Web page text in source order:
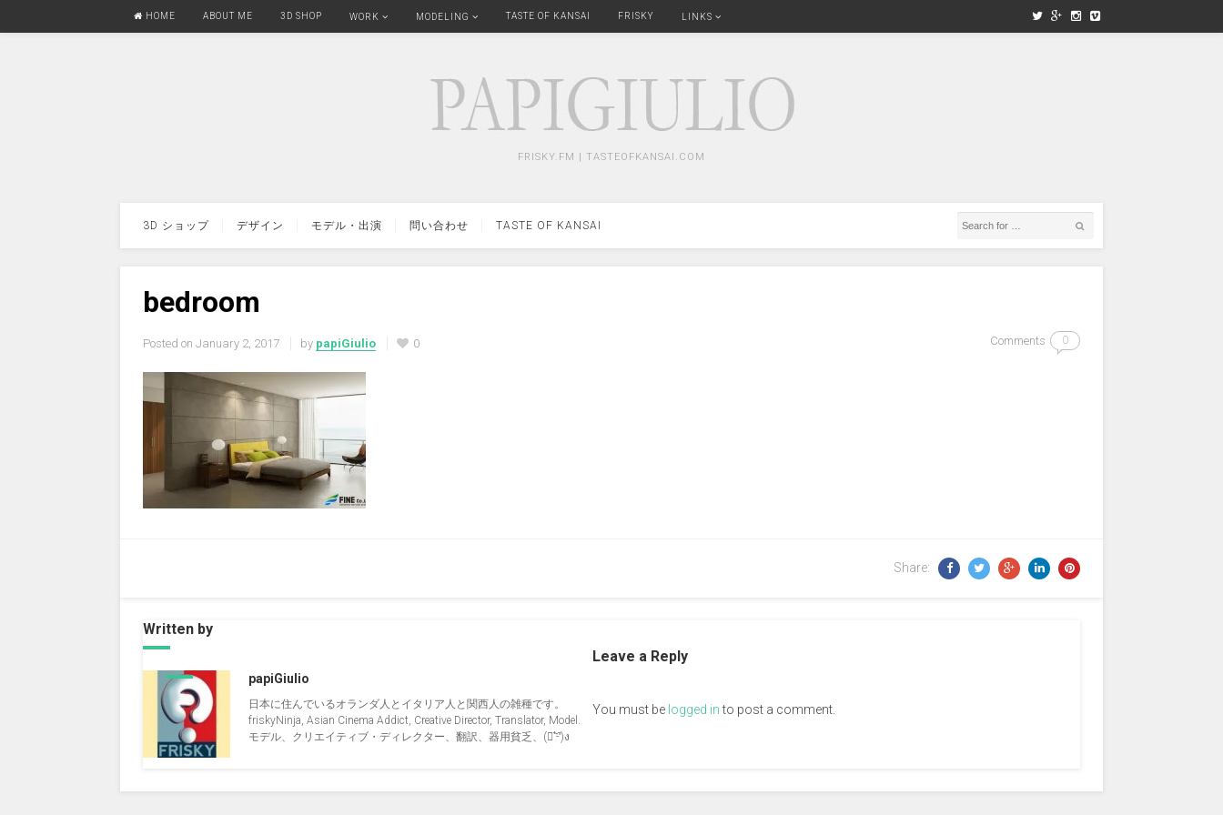
HOME ABOUT ME 3D SHOP WORK MODELING TASTE OF KANSAI FRISKY LINKS
FRISKY.FM | TASTEOFKANSAI.COM
3D ショップ デザイン モデル・出演 問い合わせ TASTE OF KANSAI
bedroom
Posted on January 2, 2017 by papiGiulio 0 Comments 0
Share:
Written by
papiGiulio
日本に住んでいるオランダ人とイタリア人と関西人の雑種です。
friskyNinja, Asian Cinema Addict, Creative Director, Translator, Model.
モデル、クリエイティブ・ディレクター、翻訳、器用貧乏、(ง︡'-'︠)ง
Leave a Reply
You must be logged into post a comment.